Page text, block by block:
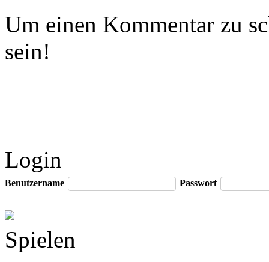
Um einen Kommentar zu
sein!
Login
Benutzername Passwort
Spielen